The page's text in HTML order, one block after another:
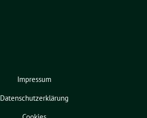
Impressum
Datenschutzerklärung